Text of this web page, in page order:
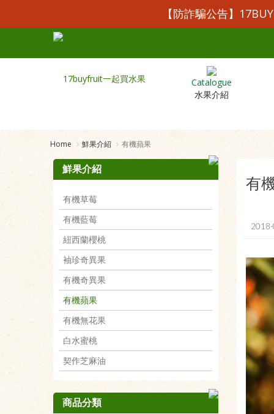
【防詐騙公告】
Catalogue
水果介紹
Home 鮮果介紹 有機蘋果
鮮果介紹
有機草莓
有機藍莓
紐西蘭櫻桃
袖珍奇異果
有機奇異果
有機蘋果
有機無花果
白水蜜桃
契作芝麻油
商品分類
有